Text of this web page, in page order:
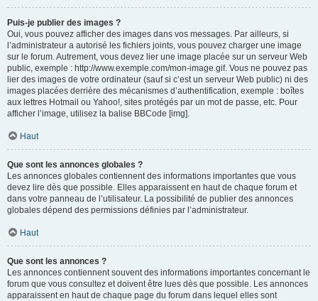
Puis-je publier des images ?
Oui, vous pouvez afficher des images dans vos messages. Par ailleurs, si
l’administrateur a autorisé les fichiers joints, vous pouvez charger une image
sur le forum. Autrement, vous devez lier une image placée sur un serveur Web
public, exemple : http://www.exemple.com/mon-image.gif. Vous ne pouvez pas
lier des images de votre ordinateur (sauf si c’est un serveur Web public) ni des
images placées derrière des mécanismes d’authentification, exemple : boîtes
aux lettres Hotmail ou Yahoo!, sites protégés par un mot de passe, etc. Pour
afficher l’image, utilisez la balise BBCode [img].
Haut
Que sont les annonces globales ?
Les annonces globales contiennent des informations importantes que vous
devez lire dès que possible. Elles apparaissent en haut de chaque forum et
dans votre panneau de l’utilisateur. La possibilité de publier des annonces
globales dépend des permissions définies par l’administrateur.
Haut
Que sont les annonces ?
Les annonces contiennent souvent des informations importantes concernant le
forum que vous consultez et doivent être lues dès que possible. Les annonces
apparaissent en haut de chaque page du forum dans lequel elles sont